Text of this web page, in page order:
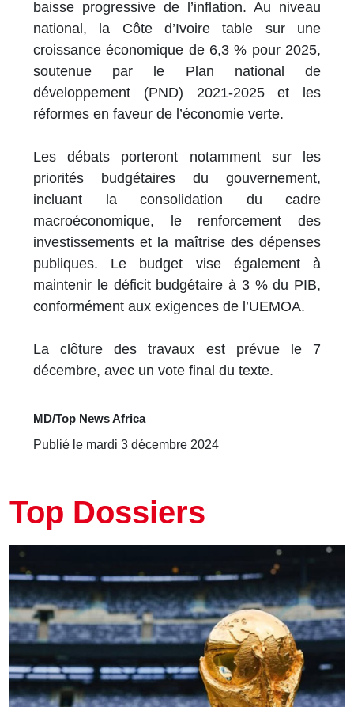
baisse progressive de l’inflation. Au niveau
national, la Côte d’Ivoire table sur une
croissance économique de 6,3 % pour 2025,
soutenue par le Plan national de
développement (PND) 2021-2025 et les
réformes en faveur de l’économie verte.
Les débats porteront notamment sur les
priorités budgétaires du gouvernement,
incluant la consolidation du cadre
macroéconomique, le renforcement des
investissements et la maîtrise des dépenses
publiques. Le budget vise également à
maintenir le déficit budgétaire à 3 % du PIB,
conformément aux exigences de l’UEMOA.
La clôture des travaux est prévue le 7
décembre, avec un vote final du texte.
MD/Top News Africa
Publié le mardi 3 décembre 2024
Top Dossiers